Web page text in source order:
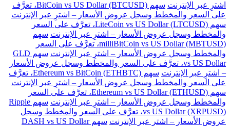
اشترِ عبر الإنترنت
سهم BitCoin vs US Dollar (BTCUSD)، تعرَّف
على السعر والمخطط وسجل عروض الأسعار – اشترِ عبر الإنترنت
سهم LiteCoin vs US Dollar (LTCUSD)، تعرَّف على السعر
والمخطط وسجل عروض الأسعار – اشترِ عبر الإنترنت سهم
milliBitCoin vs US Dollar (MBTUSD)، تعرَّف على السعر
والمخطط وسجل عروض الأسعار – اشترِ عبر الإنترنت
سهم GLD
vs US Dollar، تعرَّف على السعر والمخطط وسجل عروض الأسعار
– اشترِ عبر الإنترنت
سهم Ethereum vs BitCoin (ETHBTC)، تعرَّف
على السعر والمخطط وسجل عروض الأسعار – اشترِ عبر الإنترنت
سهم Ethereum vs US Dollar (ETHUSD)، تعرَّف على السعر
والمخطط وسجل عروض الأسعار – اشترِ عبر الإنترنت
سهم Ripple
vs US Dollar (XRPUSD)، تعرَّف على السعر والمخطط وسجل
عروض الأسعار – اشترِ عبر الإنترنت
سهم DASH vs US Dollar